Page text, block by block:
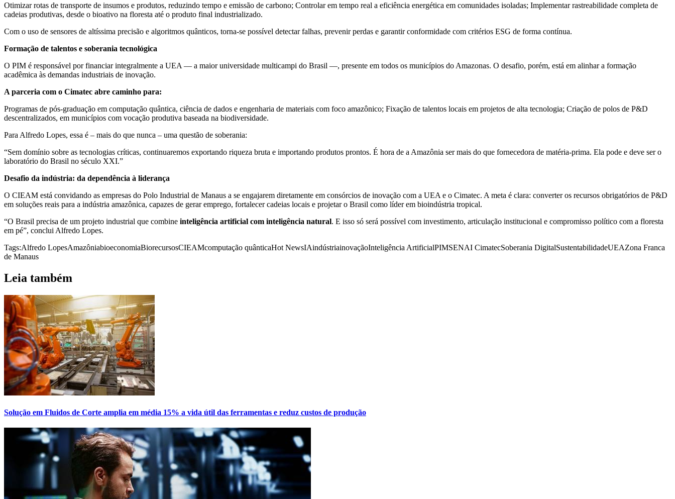
Otimizar rotas de transporte de insumos e produtos, reduzindo tempo e emissão de carbono; Controlar em tempo real a eficiência energética em comunidades isoladas; Implementar rastreabilidade completa de
cadeias produtivas, desde o bioativo na floresta até o produto final industrializado.
Com o uso de sensores de altíssima precisão e algoritmos quânticos, torna-se possível detectar falhas, prevenir perdas e garantir conformidade com critérios ESG de forma contínua.
Formação de talentos e soberania tecnológica
O PIM é responsável por financiar integralmente a UEA — a maior universidade multicampi do Brasil —, presente em todos os municípios do Amazonas. O desafio, porém, está em alinhar a formação
acadêmica às demandas industriais de inovação.
A parceria com o Cimatec abre caminho para:
Programas de pós-graduação em computação quântica, ciência de dados e engenharia de materiais com foco amazônico; Fixação de talentos locais em projetos de alta tecnologia; Criação de polos de P&D
descentralizados, em municípios com vocação produtiva baseada na biodiversidade.
Para Alfredo Lopes, essa é – mais do que nunca – uma questão de soberania:
“Sem domínio sobre as tecnologias críticas, continuaremos exportando riqueza bruta e importando produtos prontos. É hora de a Amazônia ser mais do que fornecedora de matéria-prima. Ela pode e deve ser o
laboratório do Brasil no século XXI.”
Desafio da indústria: da dependência à liderança
O CIEAM está convidando as empresas do Polo Industrial de Manaus a se engajarem diretamente em consórcios de inovação com a UEA e o Cimatec. A meta é clara: converter os recursos obrigatórios de P&D
em soluções reais para a indústria amazônica, capazes de gerar emprego, fortalecer cadeias locais e projetar o Brasil como líder em bioindústria tropical.
“O Brasil precisa de um projeto industrial que combine inteligência artificial com inteligência natural. E isso só será possível com investimento, articulação institucional e compromisso político com a floresta
em pé”, conclui Alfredo Lopes.
Tags:Alfredo LopesAmazôniabioeconomiaBiorecursosCIEAMcomputação quânticaHot NewsIAindústriainovaçãoInteligência ArtificialPIMSENAI CimatecSoberania DigitalSustentabilidadeUEAZona Franca
de Manaus
Leia também
Solução em Fluidos de Corte amplia em média 15% a vida útil das ferramentas e reduz custos de produção